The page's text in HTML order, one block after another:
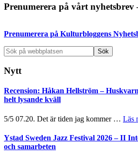
Primärt
Prenumerera på vårt nyhetsbrev
Prenumerera på Kulturbloggens
Sök
på
webbplatsen
Nytt
Recension: Håkan Hellström –
helt lysande kväll
5/5 07.20. Det är tiden jag kommer … Läs
Ystad Sweden Jazz Festival 2026 – II
och samarbeten